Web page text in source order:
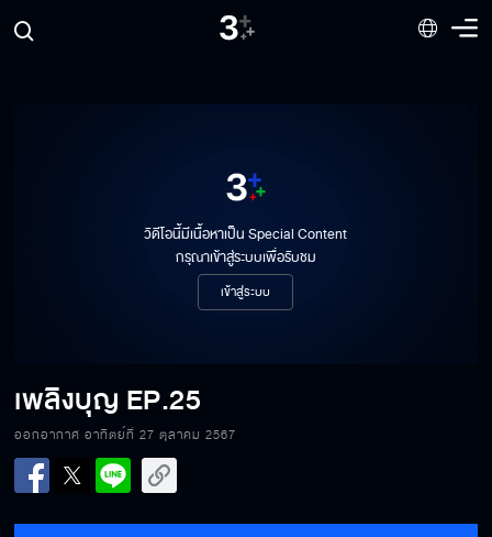
วิดีโอนี้มีเนื้อหาเป็น Special Content
กรุณาเข้าสู่ระบบเพื่อรับชม
เข้าสู่ระบบ
เพลิงบุญ EP.25
ออกอากาศ อาทิตย์ที่ 27 ตุลาคม 2567